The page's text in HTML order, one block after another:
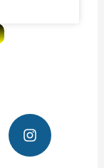
I
n
s
t